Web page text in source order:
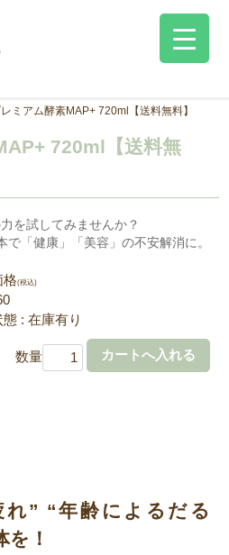
ミアム酵素MAP+ 720ml【送料無料】
720ml【送料無
を試してみませんか？
で「健康」「美容」の不安解消に。
格(税込)
: 在庫有り
数量
” “年齢によるだる
を！